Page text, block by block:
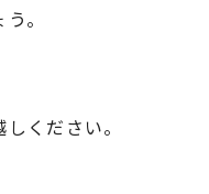
。
ください。